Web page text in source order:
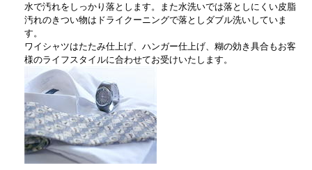
水で汚れをしっかり落とします。また水洗いでは落としにくい皮脂
汚れのきつい物はドライクーニングで落としダブル洗いしていま
す。
ワイシャツはたたみ仕上げ、ハンガー仕上げ、糊の効き具合もお客
様のライフスタイルに合わせてお受けいたします。